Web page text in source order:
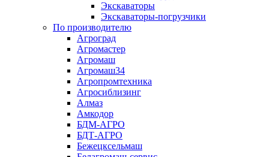
Экскаваторы
Экскаваторы-погрузчики
По производителю
Агроград
Агромастер
Агромаш
Агромаш34
Агропромтехника
Агросиблизинг
Алмаз
Амкодор
БДМ-АГРО
БДТ-АГРО
Бежецксельмаш